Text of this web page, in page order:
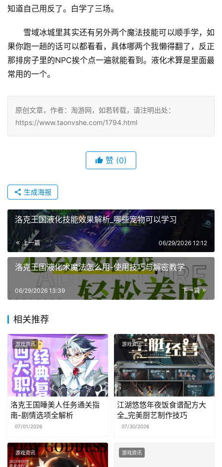
知道自己用反了。白学了三场。
雪域冰城里其实还有另外两个魔法技能可以顺手学，如
果你跑一趟的话可以都看看，具体哪两个我懒得翻了，反正
那排房子里的NPC挨个点一遍就能看到。液化术算是里面最
常用的一个。
原创文章，作者：淘游网，如若转载，请注明出处：
https://www.taonvshe.com/1794.html
赞 (0)
生成海报
洛克王国液化技能效果解析_哪些宠物可以学习
上一篇 06/29/2026 12:12
洛克王国液化术魔法怎么用-使用技巧与解密教学
下一篇
06/29/2026 13:39
相关推荐
游戏资讯
洛克王国睡美人任务通关指
南-剧情选项全解析
07/01/2026
游戏资讯
江湖悠悠年夜饭食谱配方大
全_完美厨艺制作技巧
07/30/2026
游戏资讯 游戏资讯